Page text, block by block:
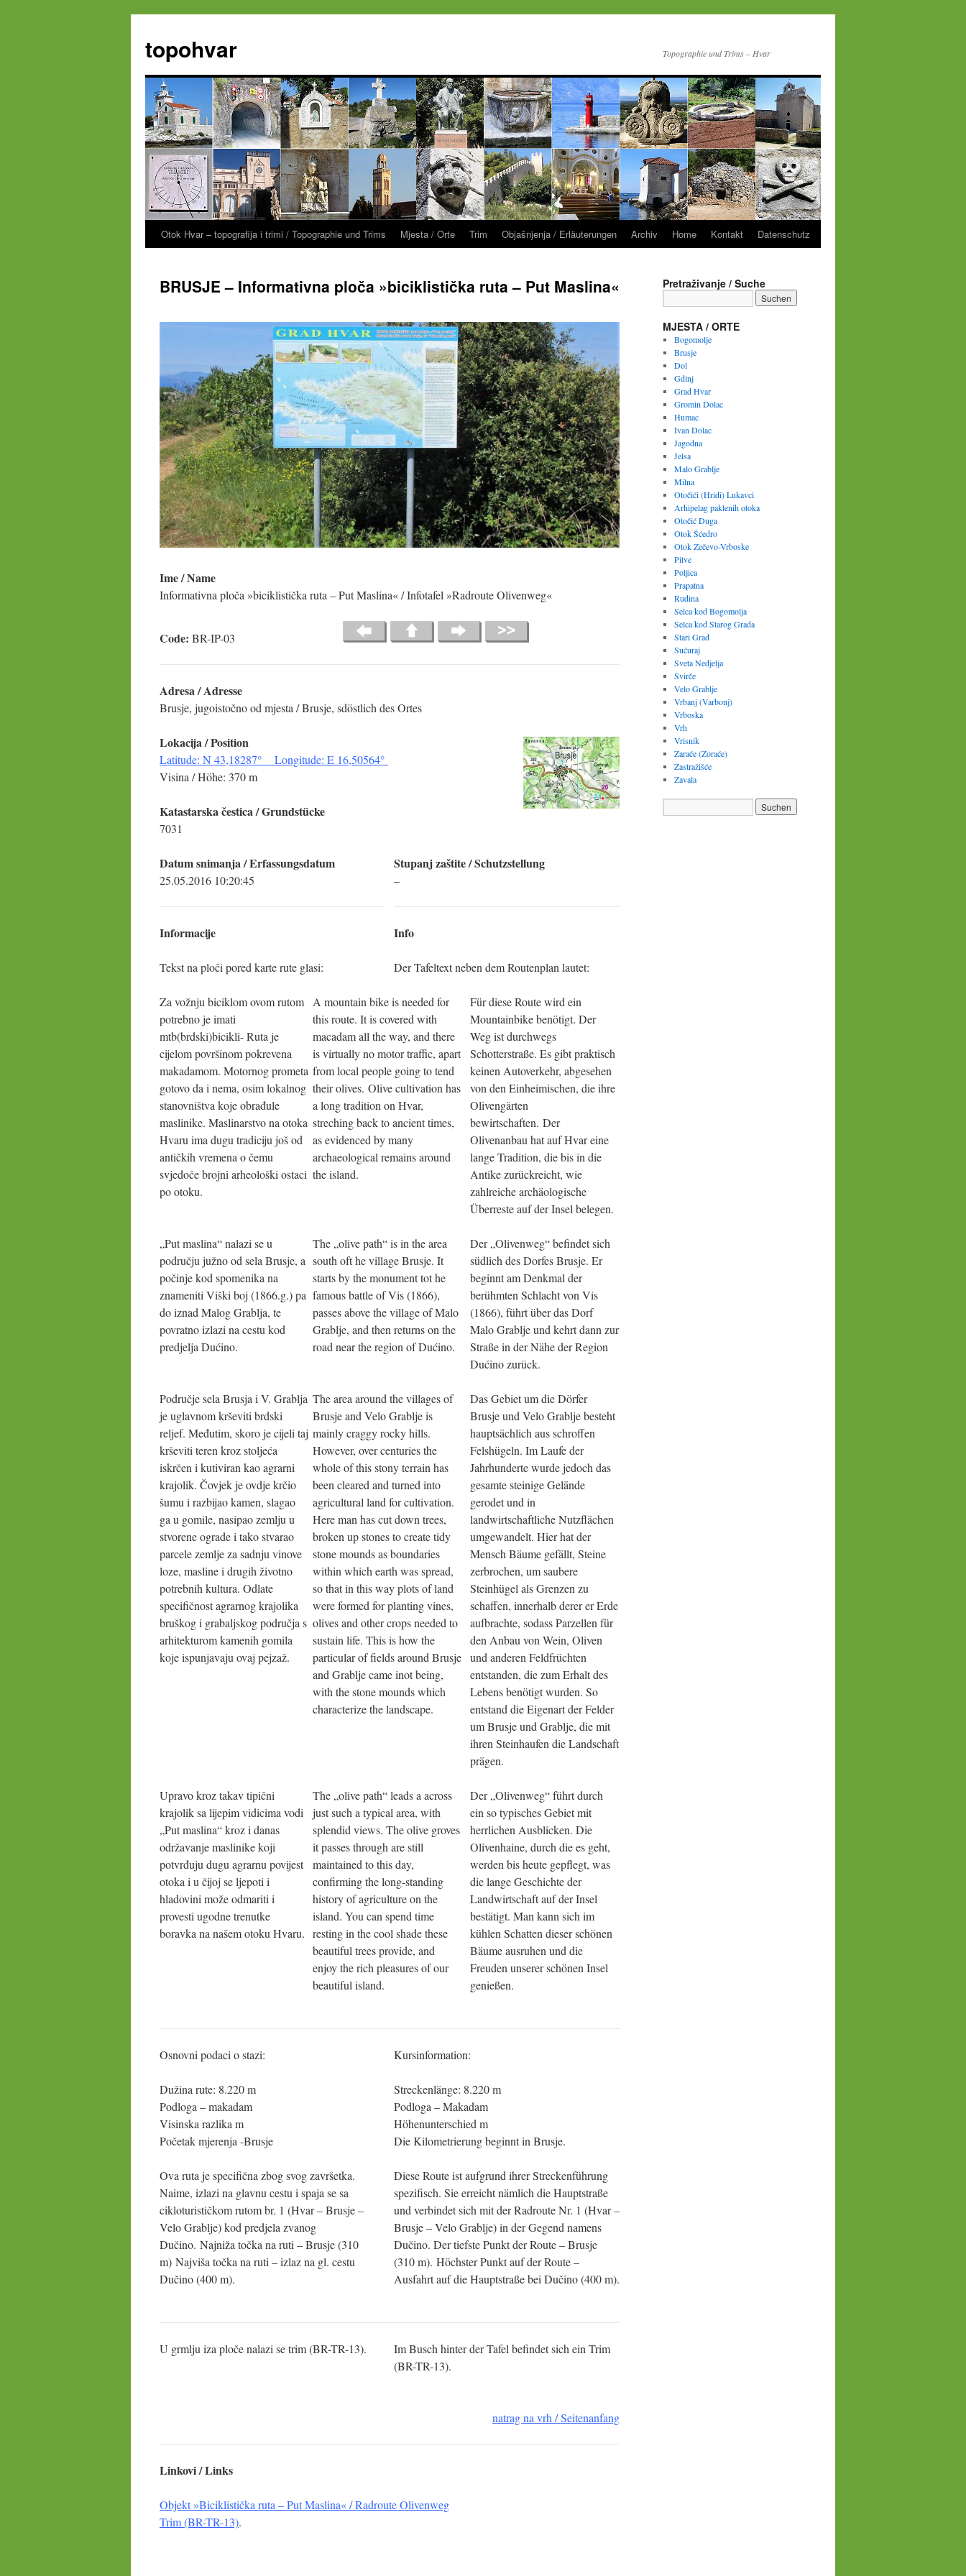
springen
topohvar Topographie und Trims – Hvar
Otok Hvar – topografija i trimi / Topographie und Trims Mjesta / Orte Trim Objašnjenja / Erläuterungen Archiv Home Kontakt Datenschutz
BRUSJE – Informativna ploča »biciklistička ruta – Put Maslina«
Ime / Name
Informativna ploča »biciklistička ruta – Put Maslina« / Infotafel »Radroute Olivenweg«
Code: BR-IP-03
Adresa / Adresse
Brusje, jugoistočno od mjesta / Brusje, sdöstlich des Ortes
Lokacija/ Position
Latitude: N 43,18287° Longitude: E 16,50564°
Visina / Höhe: 370 m
Katastarska čestica/ Grundstücke
7031
Datum snimanja / Erfassungsdatum
25.05.2016 10:20:45
Informacije
Tekst na ploči pored karte rute glasi:
Stupanj zaštite/ Schutzstellung
–
Info
Der Tafeltext neben dem Routenplan lautet:
Za vožnju biciklom ovom rutom
potrebno je imati
mtb(brdski)bicikli- Ruta je
cijelom površinom pokrevena
makadamom. Motornog prometa
gotovo da i nema, osim lokalnog
stanovništva koje obrađule
maslinike. Maslinarstvo na otoka
Hvaru ima dugu tradiciju još od
antičkih vremena o čemu
svjedoče brojni arheološki ostaci
po otoku.
A mountain bike is needed for
this route. It is covered with
macadam all the way, and there
is virtually no motor traffic, apart
from local people going to tend
their olives. Olive cultivation has
a long tradition on Hvar,
streching back to ancient times,
as evidenced by many
archaeological remains around
the island.
Für diese Route wird ein
Mountainbike benötigt. Der
Weg ist durchwegs
Schotterstraße. Es gibt praktisch
keinen Autoverkehr, abgesehen
von den Einheimischen, die ihre
Olivengärten
bewirtschaften. Der
Olivenanbau hat auf Hvar eine
lange Tradition, die bis in die
Antike zurückreicht, wie
zahlreiche archäologische
Überreste auf der Insel belegen.
„Put maslina“ nalazi se u
području južno od sela Brusje, a
počinje kod spomenika na
znameniti Viški boj (1866.g.) pa
do iznad Malog Grablja, te
povratno izlazi na cestu kod
predjelja Dućino.
The „olive path“ is in the area
south oft he village Brusje. It
starts by the monument tot he
famous battle of Vis (1866),
passes above the village of Malo
Grablje, and then returns on the
road near the region of Dućino.
Der „Olivenweg“ befindet sich
südlich des Dorfes Brusje. Er
beginnt am Denkmal der
berühmten Schlacht von Vis
(1866), führt über das Dorf
Malo Grablje und kehrt dann zur
Straße in der Nähe der Region
Dućino zurück.
Područje sela Brusja i V. Grablja
je uglavnom krševiti brdski
reljef. Međutim, skoro je cijeli taj
krševiti teren kroz stoljeća
iskrčen i kutiviran kao agrarni
krajolik. Čovjek je ovdje krčio
šumu i razbijao kamen, slagao
ga u gomile, nasipao zemlju u
stvorene ograde i tako stvarao
parcele zemlje za sadnju vinove
loze, masline i drugih životno
potrebnih kultura. Odlate
specifičnost agrarnog krajolika
bruškog i grabaljskog područja s
arhitekturom kamenih gomila
koje ispunjavaju ovaj pejzaž.
The area around the villages of
Brusje and Velo Grablje is
mainly craggy rocky hills.
However, over centuries the
whole of this stony terrain has
been cleared and turned into
agricultural land for cultivation.
Here man has cut down trees,
broken up stones to create tidy
stone mounds as boundaries
within which earth was spread,
so that in this way plots of land
were formed for planting vines,
olives and other crops needed to
sustain life. This is how the
particular of fields around Brusje
and Grablje came inot being,
with the stone mounds which
characterize the landscape.
Das Gebiet um die Dörfer
Brusje und Velo Grablje besteht
hauptsächlich aus schroffen
Felshügeln. Im Laufe der
Jahrhunderte wurde jedoch das
gesamte steinige Gelände
gerodet und in
landwirtschaftliche Nutzflächen
umgewandelt. Hier hat der
Mensch Bäume gefällt, Steine ​​
zerbrochen, um saubere
Steinhügel als Grenzen zu
schaffen, innerhalb derer er Erde
aufbrachte, sodass Parzellen für
den Anbau von Wein, Oliven
und anderen Feldfrüchten
entstanden, die zum Erhalt des
Lebens benötigt wurden. So
entstand die Eigenart der Felder
um Brusje und Grablje, die mit
ihren Steinhaufen die Landschaft
prägen.
Upravo kroz takav tipični
krajolik sa lijepim vidicima vodi
„Put maslina“ kroz i danas
održavanje maslinike koji
potvrđuju dugu agrarnu povijest
otoka i u čijoj se ljepoti i
hladovini može odmariti i
provesti ugodne trenutke
boravka na našem otoku Hvaru.
The „olive path“ leads a across
just such a typical area, with
splendid views. The olive groves
it passes through are still
maintained to this day,
confirming the long-standing
history of agriculture on the
island. You can spend time
resting in the cool shade these
beautiful trees provide, and
enjoy the rich pleasures of our
beautiful island.
Der „Olivenweg“ führt durch
ein so typisches Gebiet mit
herrlichen Ausblicken. Die
Olivenhaine, durch die es geht,
werden bis heute gepflegt, was
die lange Geschichte der
Landwirtschaft auf der Insel
bestätigt. Man kann sich im
kühlen Schatten dieser schönen
Bäume ausruhen und die
Freuden unserer schönen Insel
genießen.
Osnovni podaci o stazi:
Dužina rute: 8.220 m
Podloga – makadam
Visinska razlika m
Početak mjerenja -Brusje
Kursinformation:
Streckenlänge: 8.220 m
Podloga – Makadam
Höhenunterschied m
Die Kilometrierung beginnt in Brusje.
Ova ruta je specifična zbog svog završetka.
Naime, izlazi na glavnu cestu i spaja se sa
cikloturističkom rutom br. 1 (Hvar – Brusje –
Velo Grablje) kod predjela zvanog
Dučino. Najniža točka na ruti – Brusje (310
m) Najviša točka na ruti – izlaz na gl. cestu
Dučino (400 m).
Diese Route ist aufgrund ihrer Streckenführung
spezifisch. Sie erreicht nämlich die Hauptstraße
und verbindet sich mit der Radroute Nr. 1 (Hvar –
Brusje – Velo Grablje) in der Gegend namens
Dučino. Der tiefste Punkt der Route – Brusje
(310 m). Höchster Punkt auf der Route –
Ausfahrt auf die Hauptstraße bei Dučino (400 m).
U grmlju iza ploče nalazi se trim (BR-TR-13).
Im Busch hinter der Tafel befindet sich ein Trim
(BR-TR-13).
natrag na vrh / Seitenanfang
Linkovi / Links
Objekt »Biciklistička ruta – Put Maslina« / Radroute Olivenweg
Trim (BR-TR-13).
Pretraživanje / Suche
MJESTA / ORTE
Bogomolje
Brusje
Dol
Gdinj
Grad Hvar
Gromin Dolac
Humac
Ivan Dolac
Jagodna
Jelsa
Malo Grablje
Milna
Otočići (Hridi) Lukavci
Arhipelag paklenih otoka
Otočić Duga
Otok Šćedro
Otok Zečevo-Vrboske
Pitve
Poljica
Prapatna
Rudina
Selca kod Bogomolja
Selca kod Starog Grada
Stari Grad
Sućuraj
Sveta Nedjelja
Svirče
Velo Grablje
Vrbanj (Varbonj)
Vrboska
Vrh
Vrisnik
Zaraće (Zoraće)
Zastražišće
Zavala